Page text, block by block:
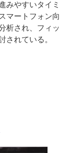
みやすいタイミ
マートフォン向
析され、フィッ
されている。